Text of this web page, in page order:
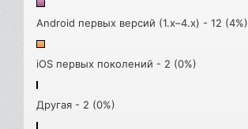
Android первых версий (1.x–4.x) - 12 (4%)
iOS первых поколений - 2 (0%)
Другая - 2 (0%)